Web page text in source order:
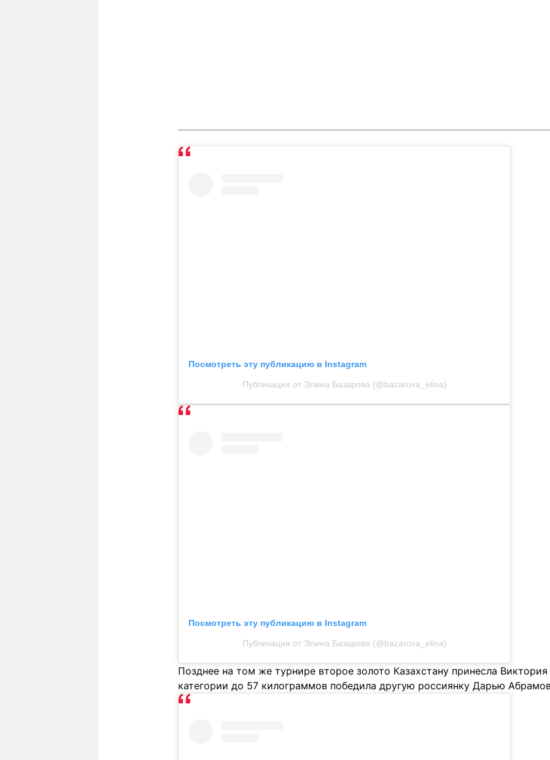
Посмотреть эту публикацию в Instagram
Публикация от Элина Базарова (@bazarova_elina)
Посмотреть эту публикацию в Instagram
Публикация от Элина Базарова (@bazarova_elina)
Позднее на том же турнире второе золото Казахстану принесла
категории до 57 килограммов победила другую россиянку Дарью